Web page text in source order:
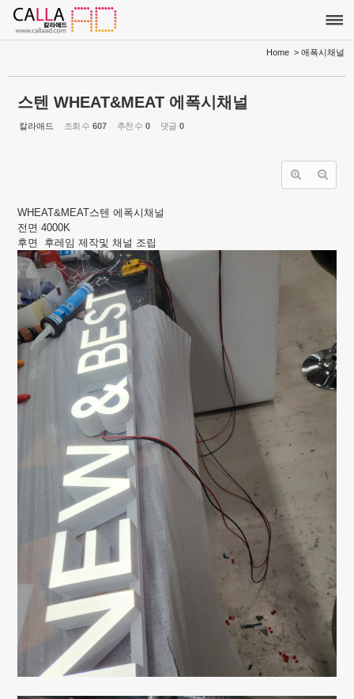
Home > 애폭시채널
스텐 WHEAT&MEAT 에폭시채널
칼라애드 조회 수 607 추천 수 0 댓글 0
WHEAT&MEAT스텐 에폭시채널
전면 4000K
후면 후레임 제작및 채널 조립